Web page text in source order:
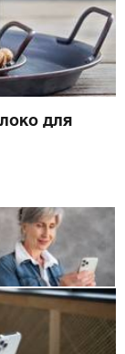
для